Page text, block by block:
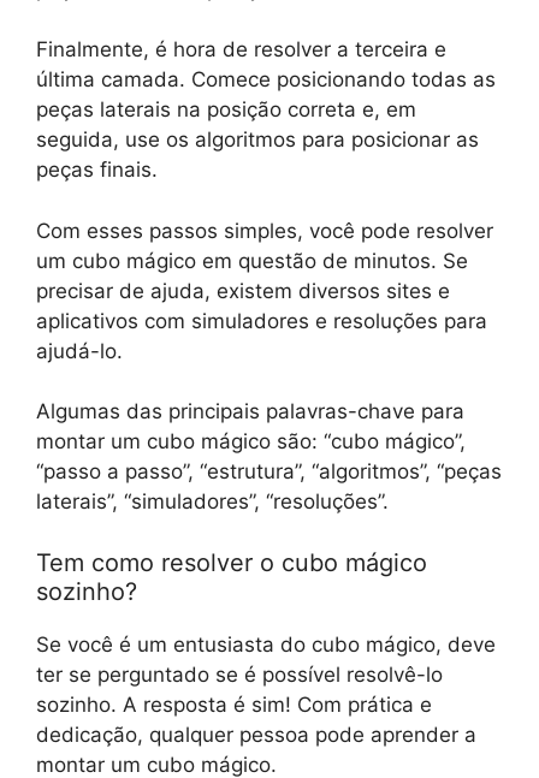
Finalmente, é hora de resolver a terceira e
última camada. Comece posicionando todas as
peças laterais na posição correta e, em
seguida, use os algoritmos para posicionar as
peças finais.
Com esses passos simples, você pode resolver
um cubo mágico em questão de minutos. Se
precisar de ajuda, existem diversos sites e
aplicativos com simuladores e resoluções para
ajudá-lo.
Algumas das principais palavras-chave para
montar um cubo mágico são: “cubo mágico”,
“passo a passo”, “estrutura”, “algoritmos”, “peças
laterais”, “simuladores”, “resoluções”.
Tem como resolver o cubo mágico
sozinho?
Se você é um entusiasta do cubo mágico, deve
ter se perguntado se é possível resolvê-lo
sozinho. A resposta é sim! Com prática e
dedicação, qualquer pessoa pode aprender a
montar um cubo mágico.